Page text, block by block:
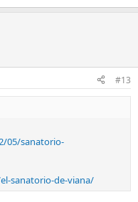
#13
05/sanatorio-
sanatorio-de-viana/